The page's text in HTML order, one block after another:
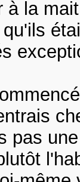
à la
pas